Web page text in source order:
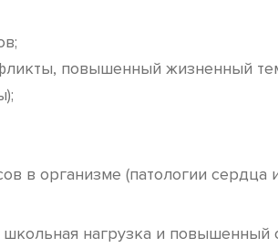
повышенный жизненный
в организме (патологии сердца
нагрузка и